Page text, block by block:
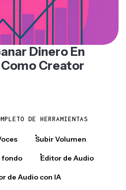
Dinero En
Creator
DE HERRAMIENTAS
Subir Volumen
fondo Editor de Audio
de Audio con IA